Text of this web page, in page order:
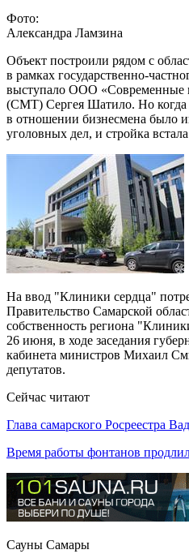
Фото:
Александра Ламзина
Объект построили рядом с
в рамках государственно-
выступало ООО «Современные
(СМТ) Сергея Шатило. Но когда
в отношении бизнесмена было
уголовных дел, и стройка
На ввод "Клиники сердца"
Правительство Самарской
собственность региона
26 июня, в ходе заседания
кабинета министров Михаил
депутатов.
Сейчас читают
Глава самарского Росреестра
Время работы фонтанов
Сауны Самары